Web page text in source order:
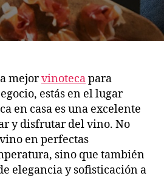
mejorvinotecapara
estás en el lugar
en casa es una excelente
y disfrutar del vino. No
en perfectas
sino que también
elegancia y sofisticación a